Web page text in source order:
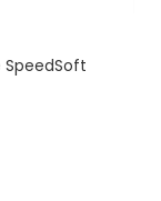
SpeedSoft